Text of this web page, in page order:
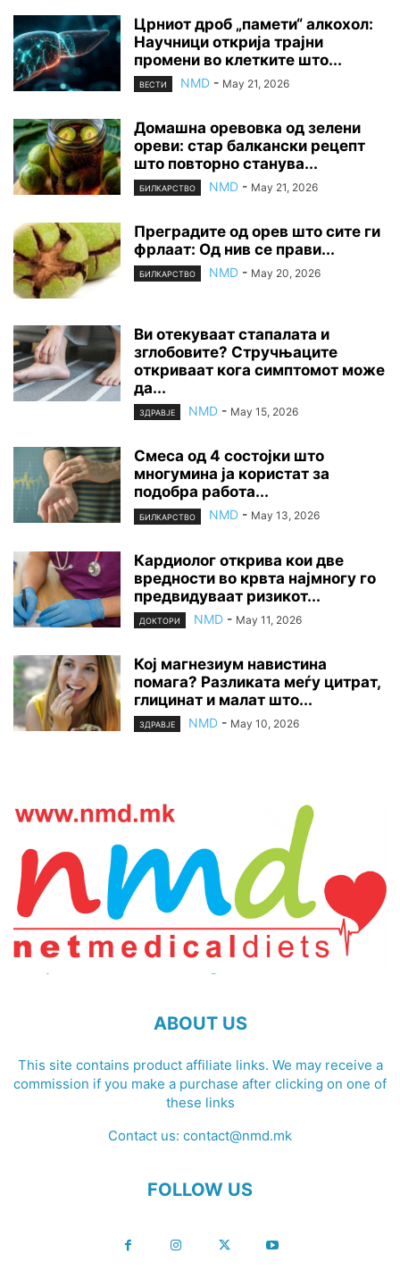
Црниот дроб „памети“ алкохол:
Научници открија трајни
промени во клетките што...
ВЕСТИ NMD - May 21, 2026
Домашна оревовка од зелени
ореви: стар балкански рецепт
што повторно станува...
БИЛКАРСТВО NMD - May 21, 2026
Преградите од орев што сите ги
фрлаат: Од нив се прави...
БИЛКАРСТВО NMD - May 20, 2026
Ви отекуваат стапалата и
зглобовите? Стручњаците
откриваат кога симптомот може
да...
ЗДРАВЈЕ NMD - May 15, 2026
Смеса од 4 состојки што
многумина ја користат за
подобра работа...
БИЛКАРСТВО NMD - May 13, 2026
Кардиолог открива кои две
вредности во крвта најмногу го
предвидуваат ризикот...
ДОКТОРИ NMD - May 11, 2026
Кој магнезиум навистина
помага? Разликата меѓу цитрат,
глицинат и малат што...
ЗДРАВЈЕ NMD - May 10, 2026
ABOUT US
This site contains product affiliate links. We may receive a
commission if you make a purchase after clicking on one of
these links
Contact us: contact@nmd.mk
FOLLOW US